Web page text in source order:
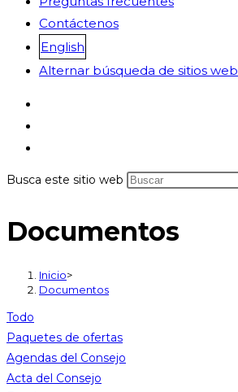
Contáctenos
English
Alternar búsqueda de sitios web
Busca este sitio web
Documentos
Inicio>
Documentos
Todo
Paquetes de ofertas
Agendas del Consejo
Acta del Consejo